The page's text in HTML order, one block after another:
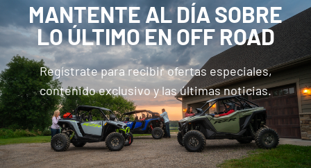
MANTENTE AL DÍA SOBRE
LO ÚLTIMO EN OFF ROAD
Regístrate para recibir ofertas especiales,
contenido exclusivo y las últimas noticias.